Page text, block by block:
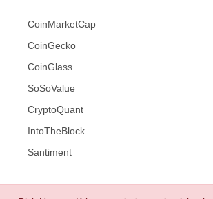
CoinMarketCap
CoinGecko
CoinGlass
SoSoValue
CryptoQuant
IntoTheBlock
Santiment